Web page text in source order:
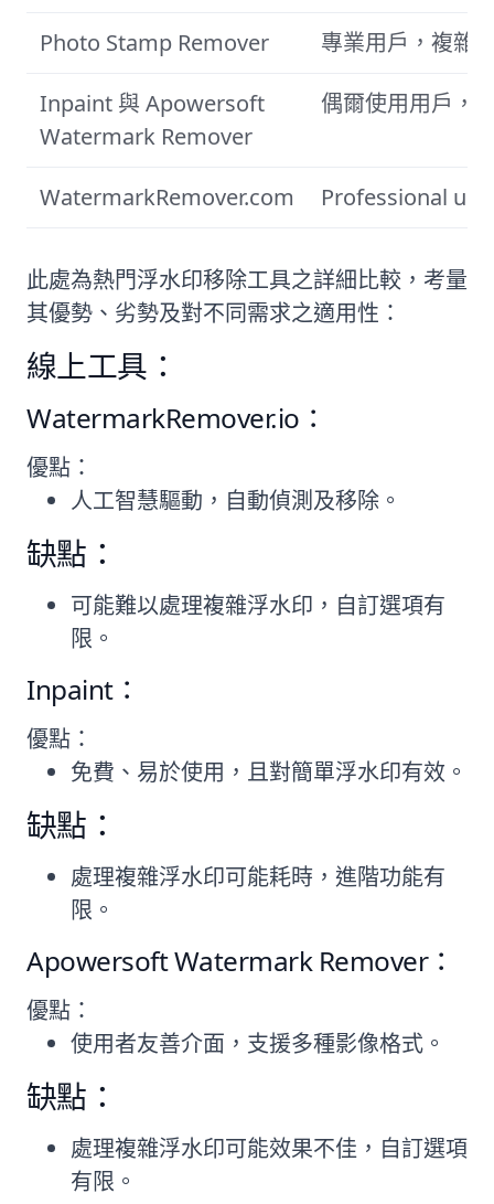
Photo Stamp Remover 專業用戶，複雜
Inpaint 與 Apowersoft
Watermark Remover
偶爾使用用戶，
WatermarkRemover.com Professional
此處為熱門浮水印移除工具之詳細比較，考量
其優勢、劣勢及對不同需求之適用性：
線上工具：
WatermarkRemover.io：
優點：
人工智慧驅動，自動偵測及移除。
缺點：
可能難以處理複雜浮水印，自訂選項有
限。
Inpaint：
優點：
免費、易於使用，且對簡單浮水印有效。
缺點：
處理複雜浮水印可能耗時，進階功能有
限。
Apowersoft Watermark Remover：
優點：
使用者友善介面，支援多種影像格式。
缺點：
處理複雜浮水印可能效果不佳，自訂選項
有限。